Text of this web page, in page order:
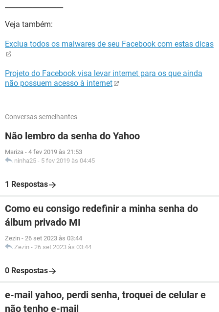
Veja também:
Exclua todos os malwares de seu Facebook com estas dicas
Projeto do Facebook visa levar internet para os que ainda
não possuem acesso à internet
Conversas semelhantes
Não lembro da senha do Yahoo
Mariza - 4 fev 2019 às 21:53
ninha25 - 5 fev 2019 às 04:45
1 Respostas
Como eu consigo redefinir a minha senha do
álbum privado MI
Zezin - 26 set 2023 às 03:44
Zezin - 26 set 2023 às 03:44
0 Respostas
e-mail yahoo, perdi senha, troquei de celular e
não tenho e-mail